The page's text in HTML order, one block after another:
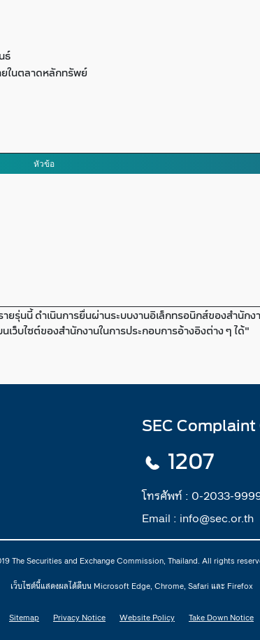
ธ์
ในตลาดหลักทรัพย์
หัวข้อ
นนี้ ดำเนินการยื่นผ่านระบบงานอิเล็กทรอนิกส์ของสำนัก
ว็บไซต์ของสำนักงานในการประกอบการอ้างอิงต่าง ๆ ได้"
SEC
1207
โทรศัพท์ : 0-2033-
Email : info@sec.or.th
The Securities and Exchange Commission, Thailand. All rights
เว็บไซต์นี้แสดงผลได้ดีบน Microsoft Edge, Chrome, Safari และ Firefox
Sitemap Privacy Notice Website Policy Take Down Notice